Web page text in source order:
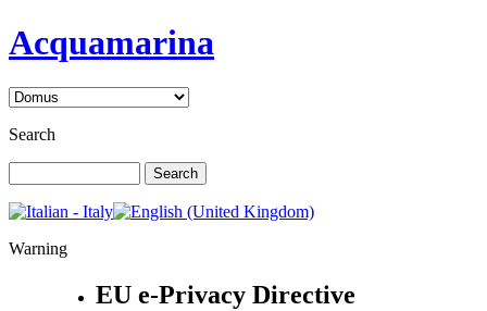
Acquamarina
Search
Warning
EU e-Privacy Directive